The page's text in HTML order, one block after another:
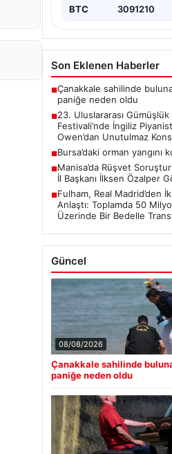
sanatseverleri
BTC 3091210
Son Eklenen Haberler
■Çanakkale sahilinde
paniğe neden oldu
■23. Uluslararası
Festivali’nde İngiliz
Owen’dan Unutulmaz
■Bursa’daki orman yangını
■Manisa’da Rüşvet
İl Başkanı İlksen Özalper
■Fulham, Real Madrid’den
Anlaştı: Toplamda 50
Üzerinde Bir Bedelle
Güncel
08/08/2026
Çanakkale sahilinde
paniğe neden oldu